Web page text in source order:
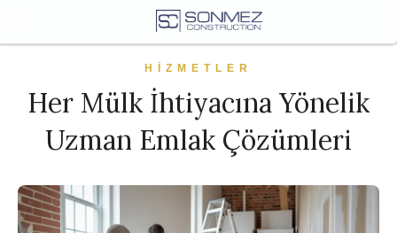
HIZMETLER
Her Mülk İhtiyacına Yönelik
Uzman Emlak Çözümleri